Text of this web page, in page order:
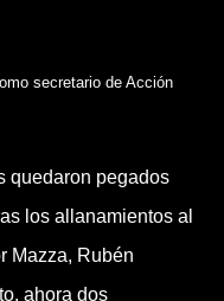
secretario de Acción
quedaron pegados
los allanamientos al
Mazza, Rubén
ahora dos